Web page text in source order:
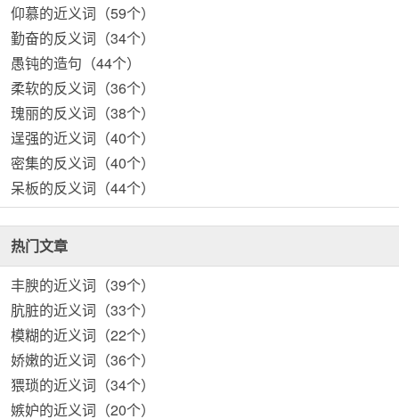
仰慕的近义词（59个）
勤奋的反义词（34个）
愚钝的造句（44个）
柔软的反义词（36个）
瑰丽的反义词（38个）
逞强的近义词（40个）
密集的反义词（40个）
呆板的反义词（44个）
热门文章
丰腴的近义词（39个）
肮脏的近义词（33个）
模糊的近义词（22个）
娇嫩的近义词（36个）
猥琐的近义词（34个）
嫉妒的近义词（20个）